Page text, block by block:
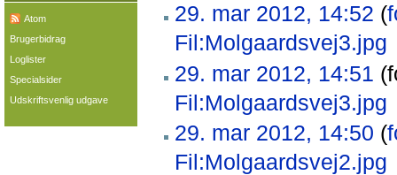
29. mar 2012, 14:52 (
Fil:Molgaardsvej3.jpg
29. mar 2012, 14:51
Fil:Molgaardsvej3.jpg
29. mar 2012, 14:50 (
Fil:Molgaardsvej2.jpg
Atom
Brugerbidrag
Loglister
Specialsider
Udskriftsvenlig udgave